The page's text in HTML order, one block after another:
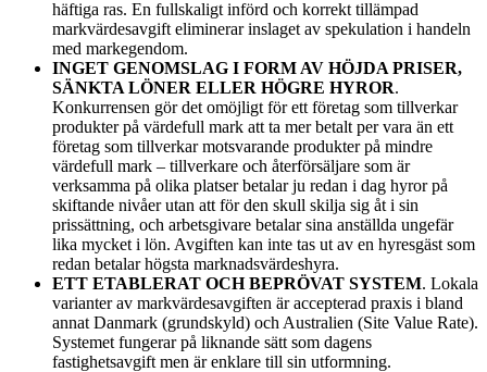
häftiga ras. En fullskaligt införd och korrekt tillämpad
markvärdesavgift eliminerar inslaget av spekulation i handeln
med markegendom.
INGET GENOMSLAG I FORM AV HÖJDA PRISER,
SÄNKTA LÖNER ELLER HÖGRE HYROR.
Konkurrensen gör det omöjligt för ett företag som tillverkar
produkter på värdefull mark att ta mer betalt per vara än ett
företag som tillverkar motsvarande produkter på mindre
värdefull mark – tillverkare och återförsäljare som är
verksamma på olika platser betalar ju redan i dag hyror på
skiftande nivåer utan att för den skull skilja sig åt i sin
prissättning, och arbetsgivare betalar sina anställda ungefär
lika mycket i lön. Avgiften kan inte tas ut av en hyresgäst som
redan betalar högsta marknadsvärdeshyra.
ETT ETABLERAT OCH BEPRÖVAT SYSTEM. Lokala
varianter av markvärdesavgiften är accepterad praxis i bland
annat Danmark (grundskyld) och Australien (Site Value Rate).
Systemet fungerar på liknande sätt som dagens
fastighetsavgift men är enklare till sin utformning.